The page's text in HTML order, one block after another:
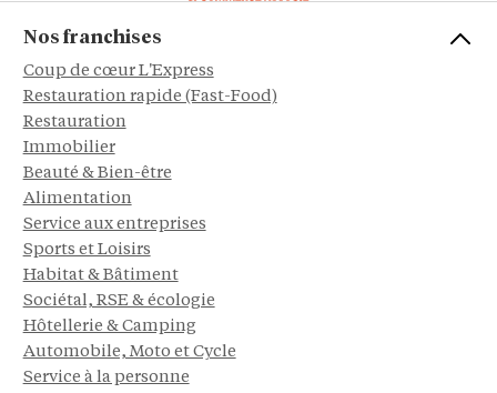
Nos franchises
Coup de cœur L'Express
Restauration rapide (Fast-Food)
Restauration
Immobilier
Beauté & Bien-être
Alimentation
Service aux entreprises
Sports et Loisirs
Habitat & Bâtiment
Sociétal, RSE & écologie
Hôtellerie & Camping
Automobile, Moto et Cycle
Service à la personne